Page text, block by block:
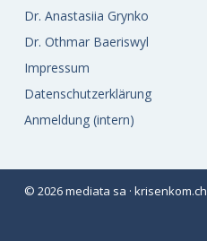
Dr. Anastasiia Grynko
Dr. Othmar Baeriswyl
Impressum
Datenschutzerklärung
Anmeldung (intern)
© 2026 mediata sa · krisenkom.ch